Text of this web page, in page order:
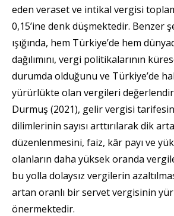
eden veraset ve intikal vergisi
0,15’ine denk düşmektedir. Benzer
ışığında, hem Türkiye’de hem
dağılımını, vergi politikalarının
durumda olduğunu ve Türkiye’de
yürürlükte olan vergileri
Durmuş (2021), gelir vergisi
dilimlerinin sayısı arttırılarak dik
düzenlenmesini, faiz, kâr payı ve
olanların daha yüksek oranda
bu yolla dolaysız vergilerin
artan oranlı bir servet vergisinin
önermektedir.